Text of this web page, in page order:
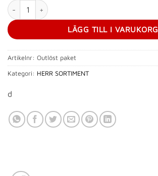
Outlöst paket mängd
LÄGG TILL I VARUKORG
Artikelnr: Outlöst paket
Kategori: HERR SORTIMENT
d